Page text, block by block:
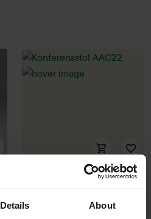
Details About
HAY
Konferensstol AAC22